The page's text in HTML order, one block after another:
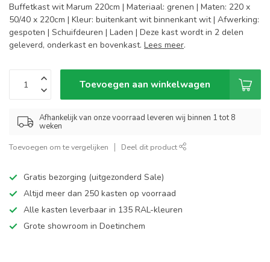
Buffetkast wit Marum 220cm | Materiaal: grenen | Maten: 220 x
50/40 x 220cm | Kleur: buitenkant wit binnenkant wit | Afwerking:
gespoten | Schuifdeuren | Laden | Deze kast wordt in 2 delen
geleverd, onderkast en bovenkast. Lees meer.
Toevoegen aan winkelwagen
Afhankelijk van onze voorraad leveren wij binnen 1 tot 8
weken
Toevoegen om te vergelijken Deel dit product
Gratis bezorging (uitgezonderd Sale)
Altijd meer dan 250 kasten op voorraad
Alle kasten leverbaar in 135 RAL-kleuren
Grote showroom in Doetinchem